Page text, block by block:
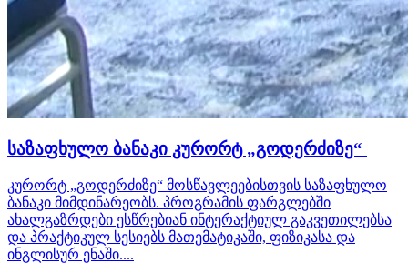
საზაფხულო ბანაკი კურორტ „გოდერძიზე“
კურორტ „გოდერძიზე“ მოსწავლეებისთვის საზაფხულო
ბანაკი მიმდინარეობს. პროგრამის ფარგლებში
ახალგაზრდები ესწრებიან ინტერაქტიულ გაკვეთილებსა
და პრაქტიკულ სესიებს მათემატიკაში, ფიზიკასა და
ინგლისურ ენაში....